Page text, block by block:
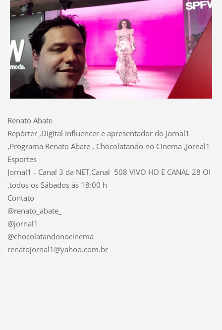
Renato Abate
Repórter ,Digital Influencer e apresentador do Jornal1
,Programa Renato Abate , Chocolatando no Cinema ,Jornal1
Esportes
Jornal1 - Canal 3 da NET,Canal 508 VIVO HD E CANAL 28 OI
,todos os Sábados ás 18:00 h
Contato
@renato_abate_
@jornal1
@chocolatandonocinema
renatojornal1@yahoo.com.br